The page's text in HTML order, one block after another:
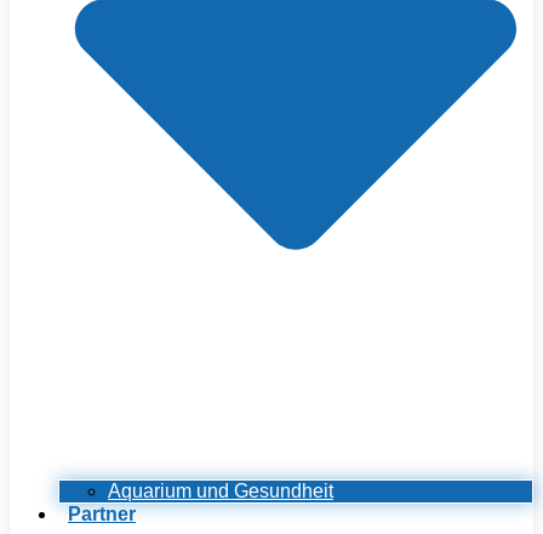
Aquarium und Gesundheit
Partner